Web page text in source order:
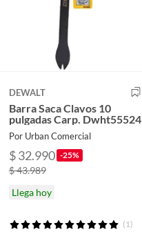
DEWALT
Barra Saca Clavos 10
pulgadas Carp. Dwht55524
Por Urban Comercial
$ 32.990 -25%
$ 43.989
Llega hoy
(1)